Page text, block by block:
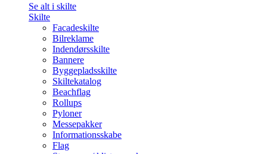
Se alt i skilte
Skilte
Facadeskilte
Bilreklame
Indendørsskilte
Bannere
Byggepladsskilte
Skiltekatalog
Beachflag
Rollups
Pyloner
Messepakker
Informationsskabe
Flag